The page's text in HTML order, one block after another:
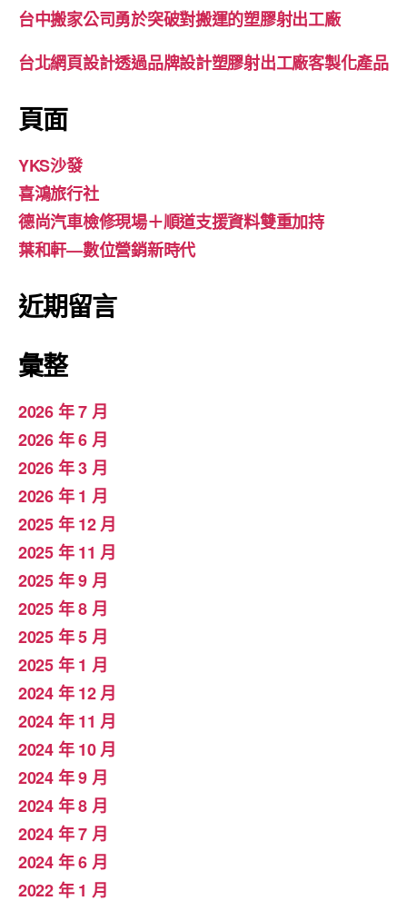
台中搬家公司勇於突破對搬運的塑膠射出工廠
台北網頁設計透過品牌設計塑膠射出工廠客製化產品
頁面
YKS沙發
喜鴻旅行社
德尚汽車檢修現場＋順道支援資料雙重加持
葉和軒—數位營銷新時代
近期留言
彙整
2026 年 7 月
2026 年 6 月
2026 年 3 月
2026 年 1 月
2025 年 12 月
2025 年 11 月
2025 年 9 月
2025 年 8 月
2025 年 5 月
2025 年 1 月
2024 年 12 月
2024 年 11 月
2024 年 10 月
2024 年 9 月
2024 年 8 月
2024 年 7 月
2024 年 6 月
2022 年 1 月